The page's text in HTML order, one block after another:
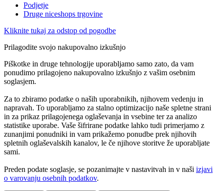
Podjetje
Druge niceshops trgovine
Kliknite tukaj za odstop od pogodbe
Prilagodite svojo nakupovalno izkušnjo
Piškotke in druge tehnologije uporabljamo samo zato, da vam
ponudimo prilagojeno nakupovalno izkušnjo z vašim osebnim
soglasjem.
Za to zbiramo podatke o naših uporabnikih, njihovem vedenju in
napravah. To uporabljamo za stalno optimizacijo naše spletne strani
in za prikaz prilagojenega oglaševanja in vsebine ter za analizo
statistike uporabe. Vaše šifrirane podatke lahko tudi primerjamo z
zunanjimi ponudniki in vam prikažemo ponudbe prek njihovih
spletnih oglaševalskih kanalov, le če njihove storitve že uporabljate
sami.
Preden podate soglasje, se pozanimajte v nastavitvah in v naši izjavi
o varovanju osebnih podatkov.